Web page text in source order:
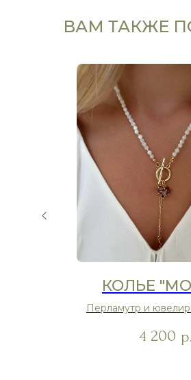
ВАМ ТАКЖЕ
КОЛЬЕ
Перламутр и
4 200 р.